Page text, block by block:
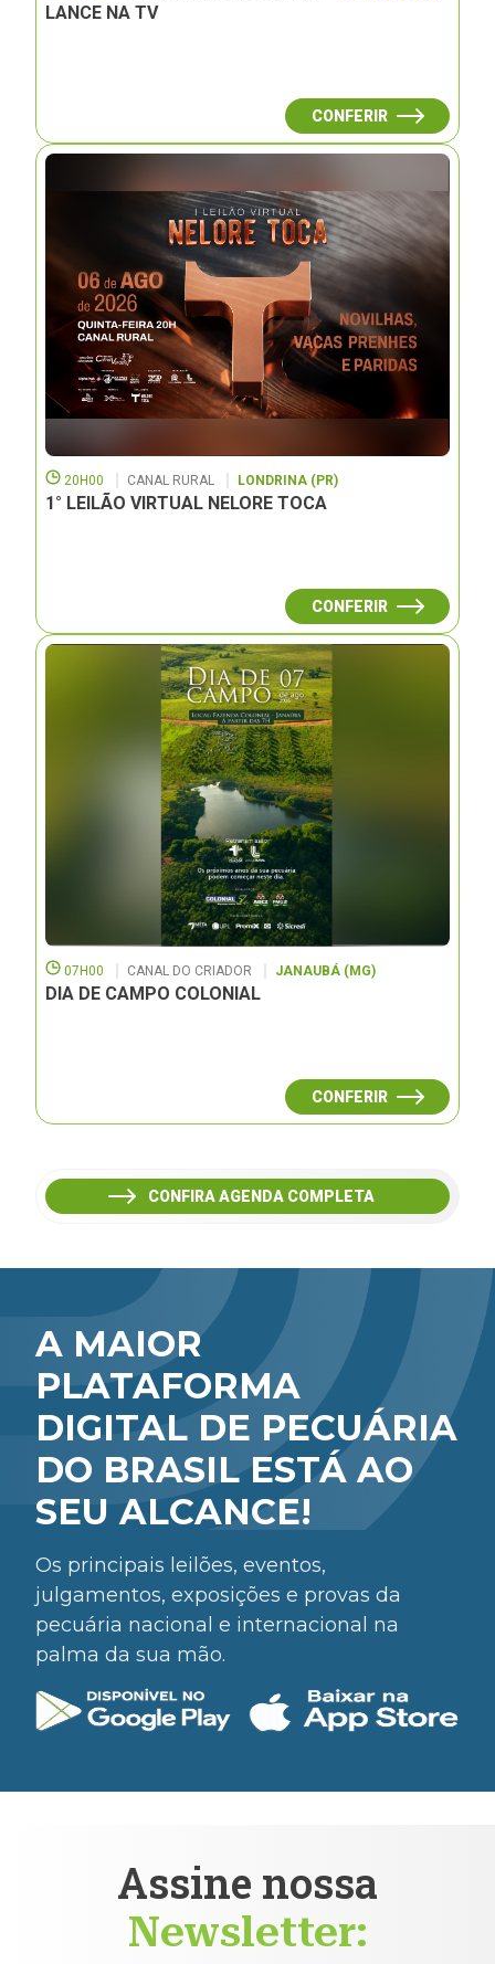
LANCE NA TV
CONFERIR
20H00 CANAL RURAL LONDRINA (PR)
1° LEILÃO VIRTUAL NELORE TOCA
CONFERIR
07H00 CANAL DO CRIADOR JANAUBÁ (MG)
DIA DE CAMPO COLONIAL
CONFERIR
CONFIRA AGENDA COMPLETA
A MAIOR
PLATAFORMA
DIGITAL DE PECUÁRIA
DO BRASIL ESTÁ AO
SEU ALCANCE!
Os principais leilões, eventos,
julgamentos, exposições e provas da
pecuária nacional e internacional na
palma da sua mão.
Assine nossa
Newsletter: